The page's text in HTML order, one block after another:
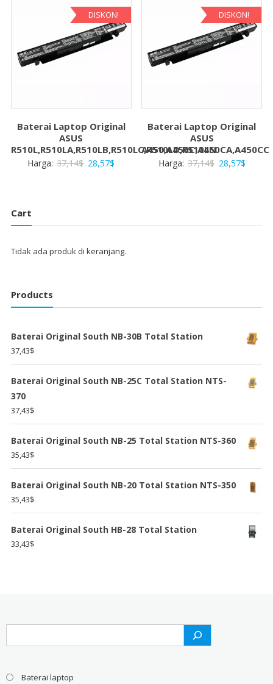
28,57$.
DISKON!
Baterai Laptop Original
ASUS
R510L,R510LA,R510LB,R510LC,R510LD,R510LN
Harga: 37,14$ Harga
28,57$
28,57$.
DISKON!
Baterai Laptop Original
ASUS
A450,A450C,A450CA,A450CC
Harga: 37,14$ Harga
28,57$Harga
28,57$.
Cart
Tidak ada produk di keranjang.
Products
Baterai Original South NB-30B Total Station
37,43$
Baterai Original South NB-25C Total Station NTS-
370
37,43$
Baterai Original South NB-25 Total Station NTS-360
35,43$
Baterai Original South NB-20 Total Station NTS-350
35,43$
Baterai Original South HB-28 Total Station
33,43$
Baterai laptop